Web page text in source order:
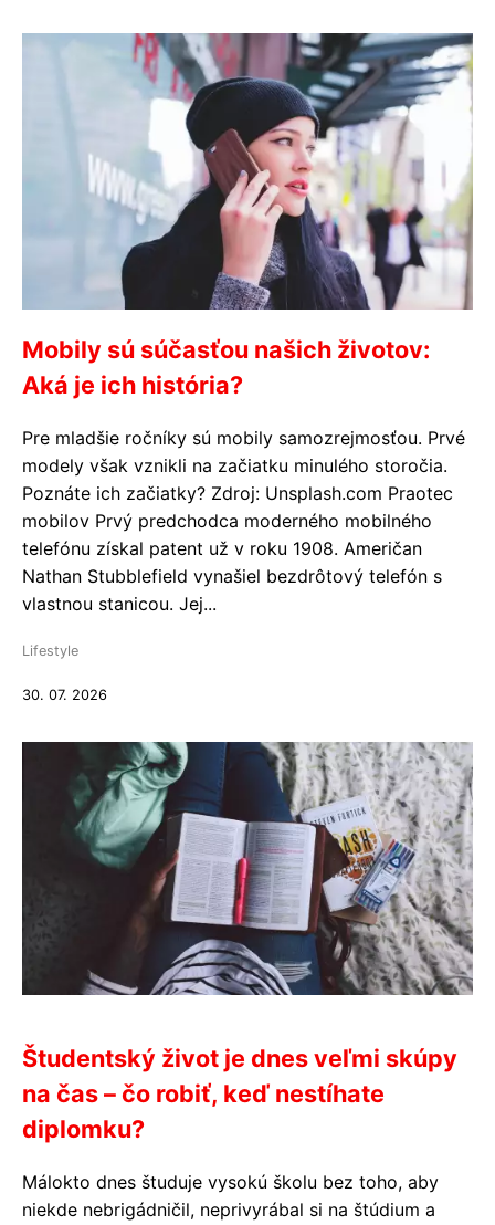
Mobily sú súčasťou našich životov:
Aká je ich história?
Pre mladšie ročníky sú mobily samozrejmosťou. Prvé
modely však vznikli na začiatku minulého storočia.
Poznáte ich začiatky? Zdroj: Unsplash.com Praotec
mobilov Prvý predchodca moderného mobilného
telefónu získal patent už v roku 1908. Američan
Nathan Stubblefield vynašiel bezdrôtový telefón s
vlastnou stanicou. Jej...
Lifestyle
30. 07. 2026
Študentský život je dnes veľmi skúpy
na čas – čo robiť, keď nestíhate
diplomku?
Málokto dnes študuje vysokú školu bez toho, aby
niekde nebrigádničil, neprivyrábal si na štúdium a